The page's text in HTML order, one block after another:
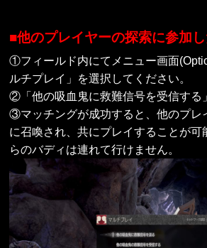
■他のプレイヤーの探索に参加
①フィールド内にてメニュー画面
ルチプレイ」を選択してください。
②「他の吸血鬼に救難信号を受信する
③マッチングが成功すると、他のプレ
に召喚され、共にプレイすることが可
らのバディは連れて行けません。